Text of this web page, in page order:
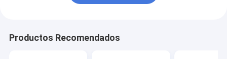
Productos Recomendados